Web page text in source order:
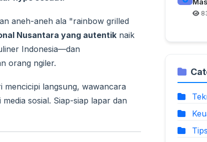
aneh-aneh ala "rainbow grilled
Nusantara yang autentik naik
Indonesia—dan
orang ngiler.
langsung, wawancara
sosial. Siap-siap lapar dan
Tips